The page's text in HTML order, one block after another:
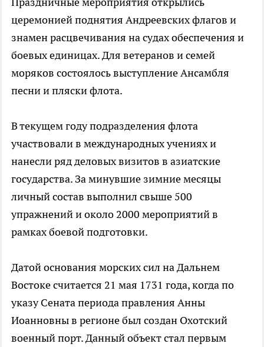
церемонией поднятия Андреевских флагов и
знамен расцвечивания на судах обеспечения и
боевых единицах. Для ветеранов и семей
моряков состоялось выступление Ансамбля
песни и пляски флота.
В текущем году подразделения флота
участвовали в международных учениях и
нанесли ряд деловых визитов в азиатские
государства. За минувшие зимние месяцы
личный состав выполнил свыше 500
упражнений и около 2000 мероприятий в
рамках боевой подготовки.
Датой основания морских сил на Дальнем
Востоке считается 21 мая 1731 года, когда по
указу Сената периода правления Анны
Иоанновны в регионе был создан Охотский
военный порт. Данный объект стал первым